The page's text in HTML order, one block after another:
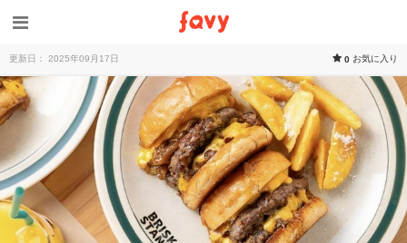
更新日： 2025年09月17日 0 お気に入り